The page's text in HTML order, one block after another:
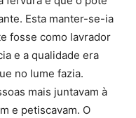
Esta manter-se-ia
fosse como lavrador
e a qualidade era
no lume fazia.
mais juntavam à
e petiscavam. O